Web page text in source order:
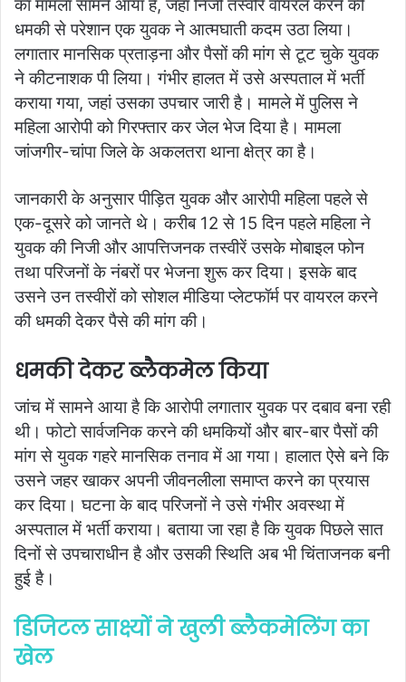
का मामला सामने आया है, जहां निजी तस्वीरें वायरल करने की
धमकी से परेशान एक युवक ने आत्मघाती कदम उठा लिया।
लगातार मानसिक प्रताड़ना और पैसों की मांग से टूट चुके युवक
ने कीटनाशक पी लिया। गंभीर हालत में उसे अस्पताल में भर्ती
कराया गया, जहां उसका उपचार जारी है। मामले में पुलिस ने
महिला आरोपी को गिरफ्तार कर जेल भेज दिया है। मामला
जांजगीर-चांपा जिले के अकलतरा थाना क्षेत्र का है।
जानकारी के अनुसार पीड़ित युवक और आरोपी महिला पहले से
एक-दूसरे को जानते थे। करीब 12 से 15 दिन पहले महिला ने
युवक की निजी और आपत्तिजनक तस्वीरें उसके मोबाइल फोन
तथा परिजनों के नंबरों पर भेजना शुरू कर दिया। इसके बाद
उसने उन तस्वीरों को सोशल मीडिया प्लेटफॉर्म पर वायरल करने
की धमकी देकर पैसे की मांग की।
धमकी देकर ब्लैकमेल किया
जांच में सामने आया है कि आरोपी लगातार युवक पर दबाव बना रही
थी। फोटो सार्वजनिक करने की धमकियों और बार-बार पैसों की
मांग से युवक गहरे मानसिक तनाव में आ गया। हालात ऐसे बने कि
उसने जहर खाकर अपनी जीवनलीला समाप्त करने का प्रयास
कर दिया। घटना के बाद परिजनों ने उसे गंभीर अवस्था में
अस्पताल में भर्ती कराया। बताया जा रहा है कि युवक पिछले सात
दिनों से उपचाराधीन है और उसकी स्थिति अब भी चिंताजनक बनी
हुई है।
डिजिटल साक्ष्यों ने खुली ब्लैकमेलिंग का
खेल